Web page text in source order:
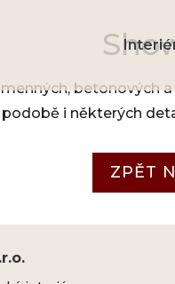
betonových
i některých
ZPĚT